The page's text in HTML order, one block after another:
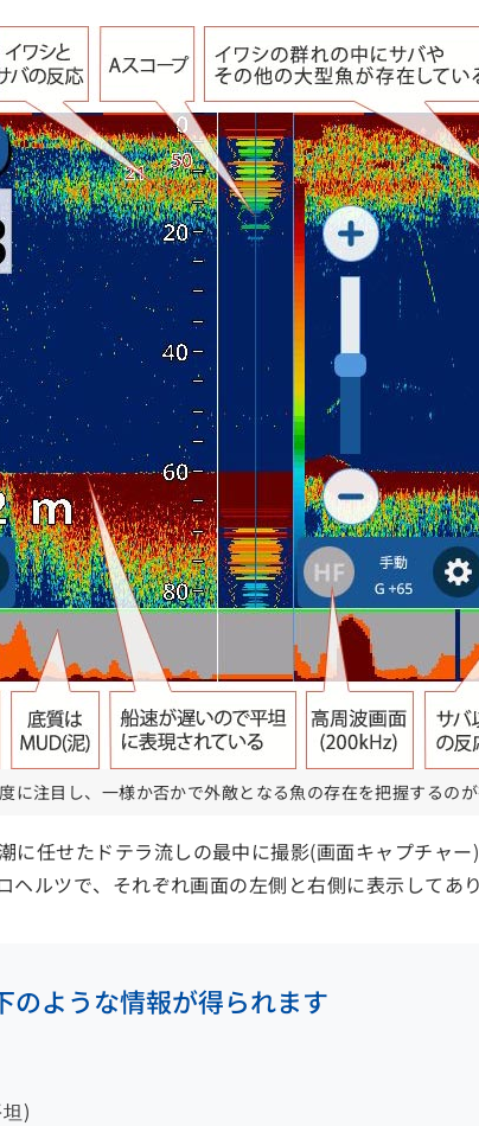
に注目し、一様か否かで外敵となる魚の存在を把握するの
に任せたドテラ流しの最中に撮影(画面キャプチャ
ヘルツで、それぞれ画面の左側と右側に表示してあ
のような情報が得られます
)